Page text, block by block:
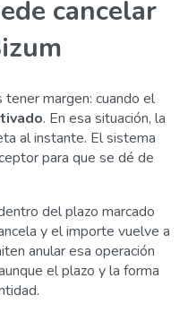
cancelar
margen: cuando el
. En esa situación, la
al instante. El sistema
para que se dé de
del plazo marcado
y el importe vuelve a
anular esa operación
el plazo y la forma